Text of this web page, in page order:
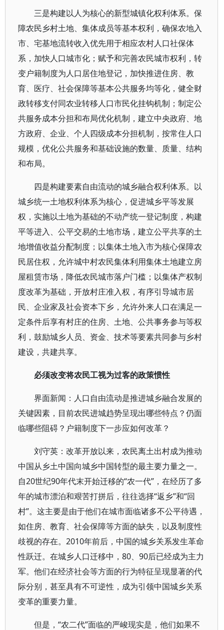
三是构建以人为核心的新型城镇化权利体系。保
障农民乡村土地、集体成员等基本权利，确保农地入
市、宅基地流转收入优先用于相应农村人口社保体
系，加快人口城市化；赋予和完善农民城市权利，转
变户籍制度为人口居住地登记，加快推进住房、教
育、医疗、社会保障等基本公共服务均等化，健全财
政转移支付同农业转移人口市民化挂钩机制；制定公
共服务成本分担和布局优化机制，建立中央政府、地
方政府、企业、个人四级成本分担机制，按常住人口
规模，优化公共服务和基础设施的数量、质量、结构
和布局。
四是构建要素自由流动的城乡融合权利体系。以
城乡统一土地权利体系为核心，促进城乡平等发展
权，实施以土地为基础的不动产统一登记制度，构建
平等进入、公平交易的土地市场，建立公平共享的土
地增值收益分配制度；以集体土地入市为核心保障农
民居住权，允许城中村农民集体利用集体土地建立房
屋租赁市场，降低农民城市落户门槛；以集体产权制
度改革为基础，开放村庄准入权，有序引导城市居
民、企业家及社会资本下乡，允许外来人口在满足一
定条件后享有村庄的住房、土地、公共事务参与等权
利，鼓励城乡人员、资金、技术等要素共同参与乡村
建设，共建共享。
必须改变将农民工视为过客的政策惯性
界面新闻：人口自由流动是推进城乡融合发展的
关键因素，目前农民进城趋势呈现出哪些特点？仍面
临哪些阻碍？户籍制度下一步应如何改革？
刘守英：改革开放以来，农民离土出村成为推动
中国从乡土中国向城乡中国转型的最主要力量之一。
自20世纪90年代末开始迁移的“农一代”，在经历了多
年的城市漂泊和艰苦打拼后，往往选择“返乡”和“回
村”。这主要是由于他们在城市面临诸多不公平待遇，
如住房、教育、社会保障等方面的缺失，以及制度性
歧视的存在。2010年前后，中国的城乡关系发生革命
性跃迁。在城乡人口迁移中，80、90后已经成为主力
军。他们在经济社会等方面的行为特征呈现显著的代
际分别，甚至具有不可逆性，成为引领中国城乡关系
变革的重要力量。
但是，“农二代”面临的严峻现实是，他们如果不